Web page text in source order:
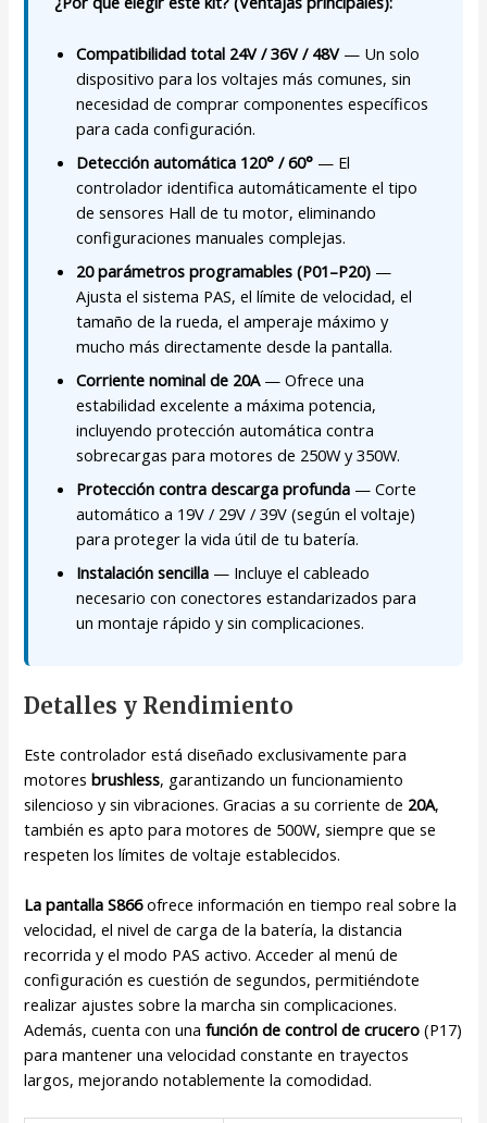
Compatibilidad total 24V / 36V / 48V— Un solo
dispositivo para los voltajes más comunes, sin
necesidad de comprar componentes específicos
para cada configuración.
Detección automática 120° / 60° — El
controlador identifica automáticamente el tipo
de sensores Hall de tu motor, eliminando
configuraciones manuales complejas.
20 parámetros programables (P01–P20) —
Ajusta el sistema PAS, el límite de velocidad, el
tamaño de la rueda, el amperaje máximo y
mucho más directamente desde la pantalla.
Corriente nominal de 20A— Ofrece una
estabilidad excelente a máxima potencia,
incluyendo protección automática contra
sobrecargas para motores de 250W y 350W.
Protección contra descarga profunda — Corte
automático a 19V / 29V / 39V (según el voltaje)
para proteger la vida útil de tu batería.
Instalación sencilla — Incluye el cableado
necesario con conectores estandarizados para
un montaje rápido y sin complicaciones.
Detalles y Rendimiento
Este controlador está diseñado exclusivamente para
motoresbrushless, garantizando un funcionamiento
silencioso y sin vibraciones. Gracias a su corriente de 20A,
también es apto para motores de 500W, siempre que se
respeten los límites de voltaje establecidos.
La pantalla S866ofrece información en tiempo real sobre la
velocidad, el nivel de carga de la batería, la distancia
recorrida y el modo PAS activo. Acceder al menú de
configuración es cuestión de segundos, permitiéndote
realizar ajustes sobre la marcha sin complicaciones.
Además, cuenta con unafunción de control de crucero (P17)
para mantener una velocidad constante en trayectos
largos, mejorando notablemente la comodidad.